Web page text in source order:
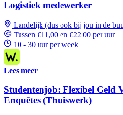
Logistiek medewerker
Landelijk (dus ook bij jou in de
Tussen €11,00 en €22,00 per uur
10 - 30 uur per week
Lees meer
Studentenjob: Flexibel Geld
Enquêtes (Thuiswerk)